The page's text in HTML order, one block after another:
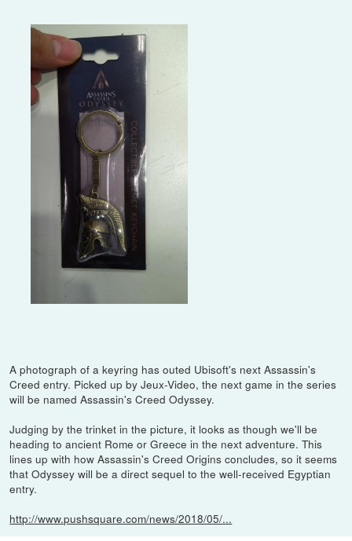
A photograph of a keyring has outed Ubisoft's next Assassin's
Creed entry. Picked up by Jeux-Video, the next game in the series
will be named Assassin's Creed Odyssey.
Judging by the trinket in the picture, it looks as though we'll be
heading to ancient Rome or Greece in the next adventure. This
lines up with how Assassin's Creed Origins concludes, so it seems
that Odyssey will be a direct sequel to the well-received Egyptian
entry.
http://www.pushsquare.com/news/2018/05/...